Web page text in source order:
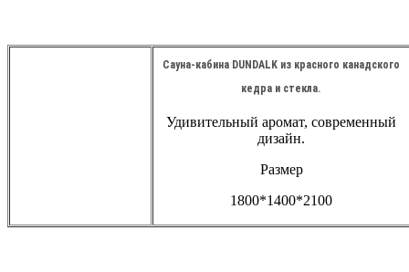
Сауна-кабина DUNDALK из красного канадского
кедра и стекла.
Удивительный аромат, современный
дизайн.
Размер
1800*1400*2100